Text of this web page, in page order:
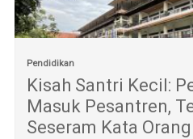
Pendidikan
Kisah Santri Kecil:
Masuk Pesantren,
Seseram Kata Orang